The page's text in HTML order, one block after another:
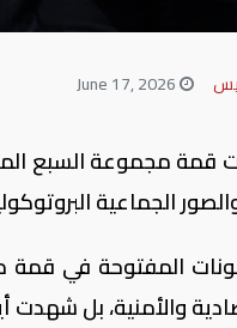
الجماعية
المفتوحة في قمة
والأمنية، بل